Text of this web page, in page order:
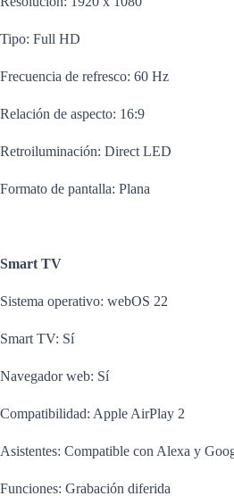
Tipo: Full HD
Frecuencia de refresco: 60 Hz
Relación de aspecto: 16:9
Retroiluminación: Direct LED
Formato de pantalla: Plana
Smart TV
Sistema operativo: webOS 22
Smart TV: Sí
Navegador web: Sí
Compatibilidad: Apple AirPlay 2
Asistentes: Compatible con Alexa y
Funciones: Grabación diferida